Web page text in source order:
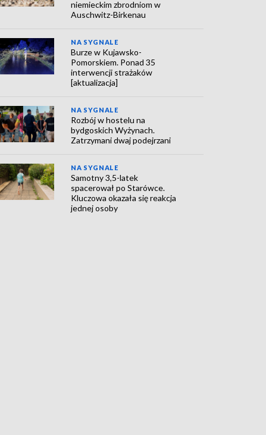
niemieckim zbrodniom w
Auschwitz-Birkenau
NA SYGNALE
Burze w Kujawsko-
Pomorskiem. Ponad 35
interwencji strażaków
[aktualizacja]
NA SYGNALE
Rozbój w hostelu na
bydgoskich Wyżynach.
Zatrzymani dwaj podejrzani
NA SYGNALE
Samotny 3,5-latek
spacerował po Starówce.
Kluczowa okazała się reakcja
jednej osoby